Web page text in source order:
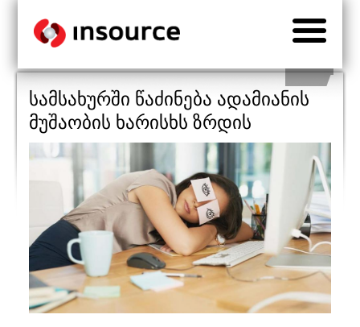
სამსახურში წაძინება ადამიანის
მუშაობის ხარისხს ზრდის